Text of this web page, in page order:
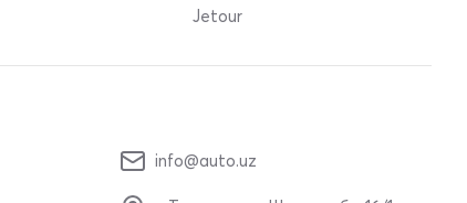
Jetour
info@auto.uz